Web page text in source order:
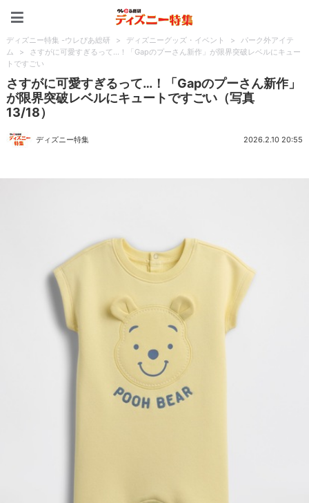
ディズニー特集 -ウレぴあ総研 > ディズニーグッズ・イベント >
パーク外アイテ
ム
>
さすがに可愛すぎるって…！「Gapのプーさん新作」が限界突破レベルにキュー
トですごい
さすがに可愛すぎるって…！「Gapのプーさん新作」
が限界突破レベルにキュートですごい（写真
13/18）
ディズニー特集 2026.2.10 20:55